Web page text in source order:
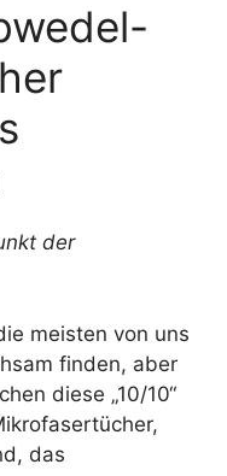
der
meisten von uns
finden, aber
diese „10/10“
das